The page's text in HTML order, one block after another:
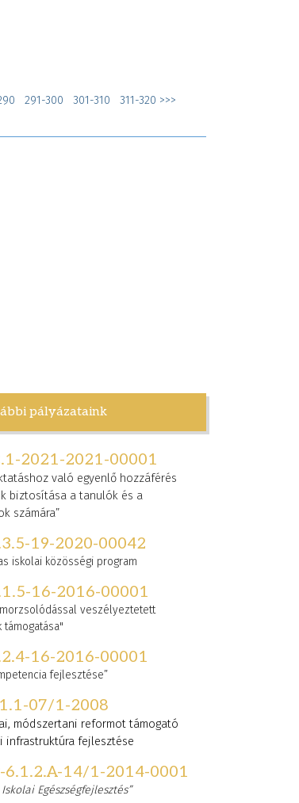
291-300 301-310 311-320 >>>
pályázataink
2021-2021-00001
való egyenlő hozzáférés
biztosítása a tanulók és a
számára”
19-2020-00042
iskolai közösségi program
16-2016-00001
veszélyeztetett
támogatása"
16-2016-00001
fejlesztése”
07/1-2008
módszertani reformot támogató
infrastruktúra fejlesztése
6.1.2.A-14/1-2014-0001
Egészségfejlesztés”